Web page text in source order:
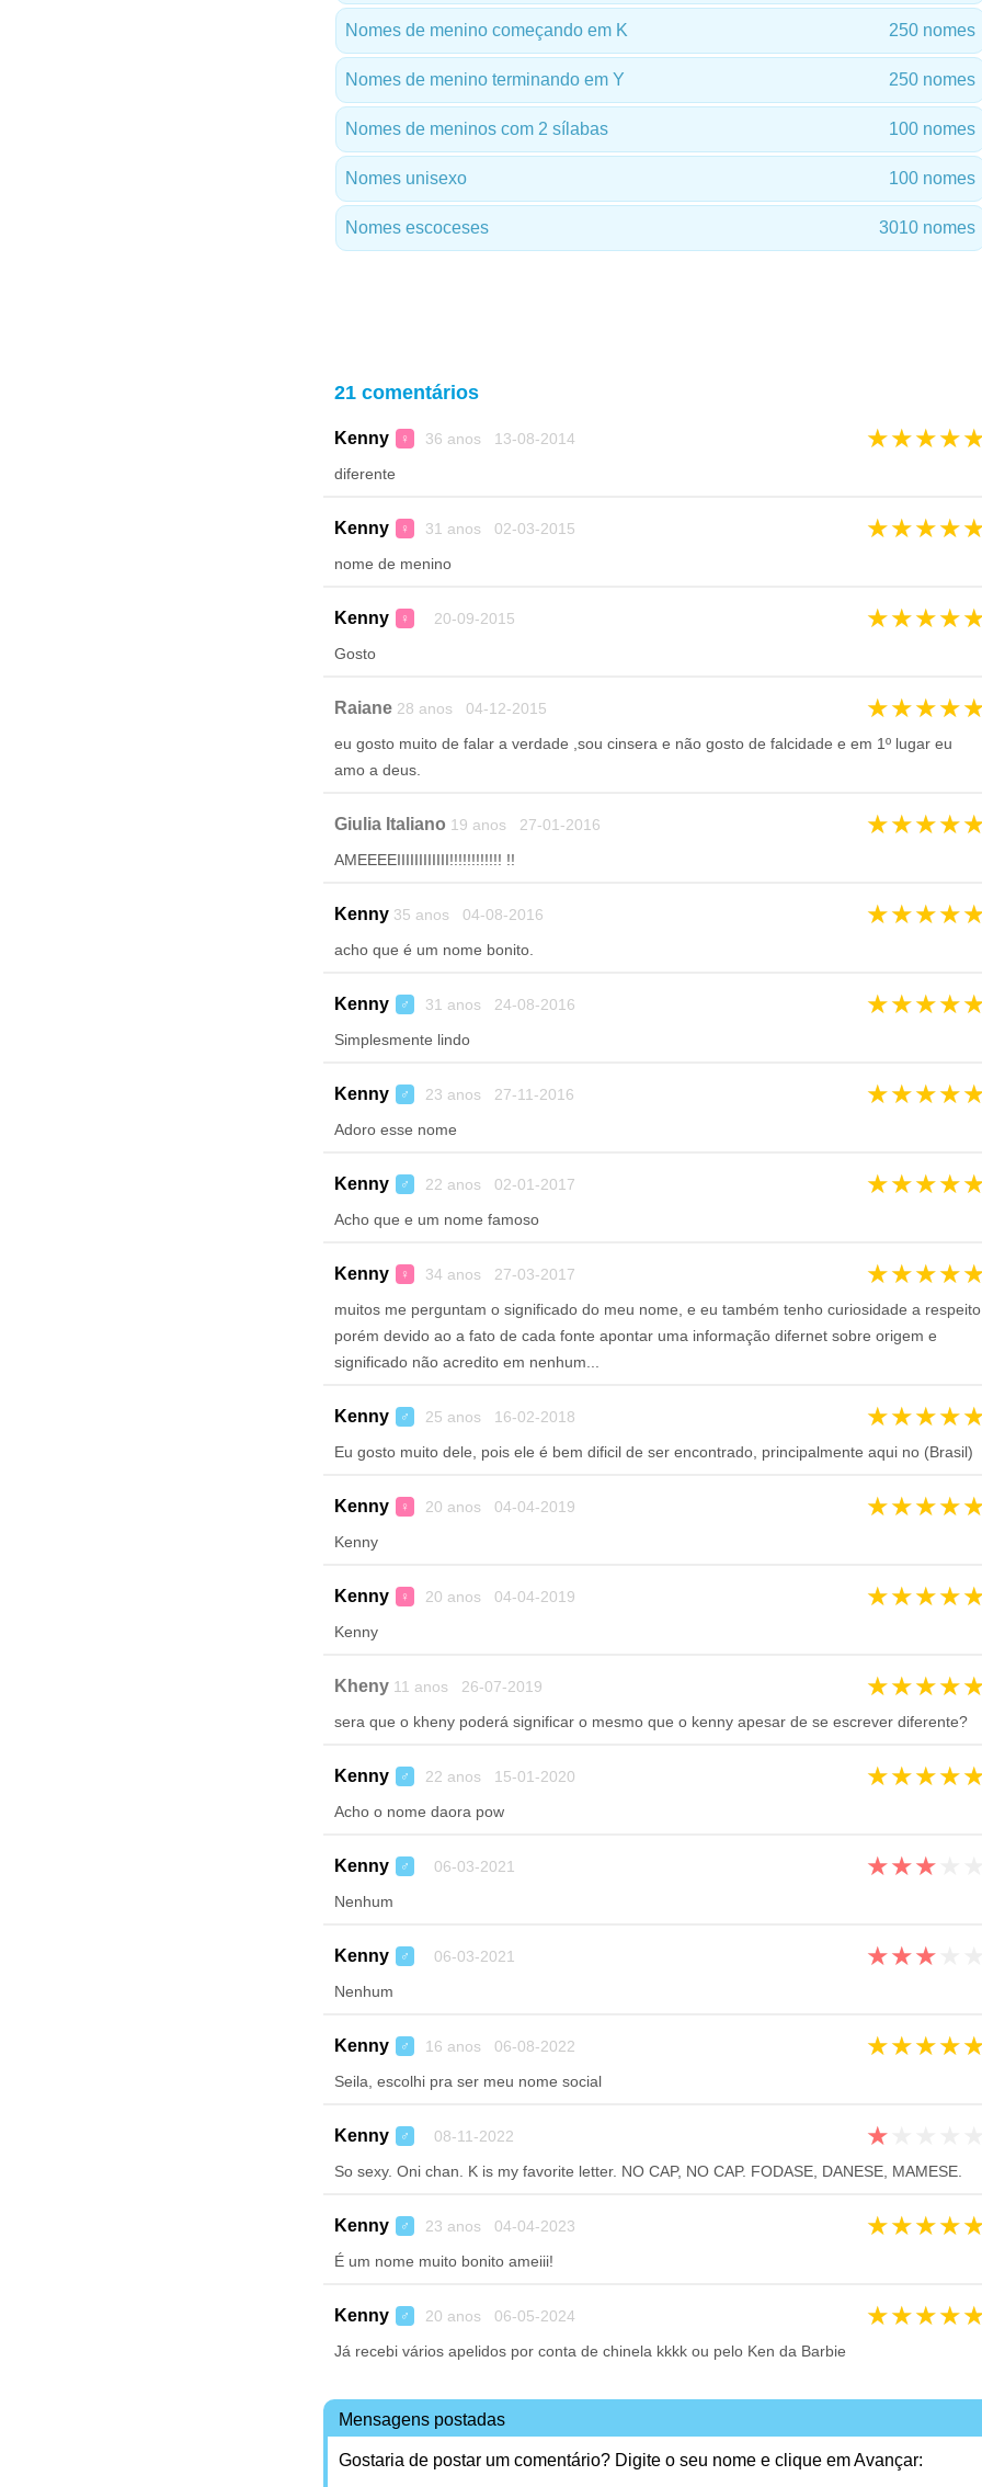
Nomes de menino começando em K 250 nomes
Nomes de menino terminando em Y 250 nomes
Nomes de meninos com 2 sílabas 100 nomes
Nomes unisexo 100 nomes
Nomes escoceses 3010 nomes
21 comentários
Kenny ♀ 36 anos 13-08-2014 ★★★★
diferente
Kenny ♀ 31 anos 02-03-2015 ★★★★
nome de menino
Kenny ♀ 20-09-2015 ★★★★
Gosto
Raiane28 anos 04-12-2015 ★★★★
eu gosto muito de falar a verdade ,sou cinsera e não gosto de falcidade e em 1º lugar eu
amo a deus.
Giulia Italiano 19 anos 27-01-2016 ★★★★
AMEEEEIIIIIIIIIIII!!!!!!!!!!!! !!
Kenny35 anos 04-08-2016 ★★★★
acho que é um nome bonito.
Kenny ♂ 31 anos 24-08-2016 ★★★★
Simplesmente lindo
Kenny ♂ 23 anos 27-11-2016 ★★★★
Adoro esse nome
Kenny ♂ 22 anos 02-01-2017 ★★★★
Acho que e um nome famoso
Kenny ♀ 34 anos 27-03-2017 ★★★★
muitos me perguntam o significado do meu nome, e eu também tenho curiosidade a
porém devido ao a fato de cada fonte apontar uma informação difernet sobre origem e
significado não acredito em nenhum...
Kenny ♂ 25 anos 16-02-2018 ★★★★
Eu gosto muito dele, pois ele é bem dificil de ser encontrado, principalmente aqui no (Brasil)
Kenny ♀ 20 anos 04-04-2019 ★★★★
Kenny
Kenny ♀ 20 anos 04-04-2019 ★★★★
Kenny
Kheny11 anos 26-07-2019 ★★★★
sera que o kheny poderá significar o mesmo que o kenny apesar de se escrever diferente?
Kenny ♂ 22 anos 15-01-2020 ★★★★
Acho o nome daora pow
Kenny ♂ 06-03-2021 ★★★
Nenhum
Kenny ♂ 06-03-2021 ★★★
Nenhum
Kenny ♂ 16 anos 06-08-2022 ★★★★
Seila, escolhi pra ser meu nome social
Kenny ♂ 08-11-2022 ★
So sexy. Oni chan. K is my favorite letter. NO CAP, NO CAP. FODASE, DANESE, MAMESE.
Kenny ♂ 23 anos 04-04-2023 ★★★★
É um nome muito bonito ameiii!
Kenny ♂ 20 anos 06-05-2024 ★★★★
Já recebi vários apelidos por conta de chinela kkkk ou pelo Ken da Barbie
Mensagens postadas
Gostaria de postar um comentário? Digite o seu nome e clique em Avançar: